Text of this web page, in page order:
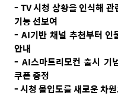
- TV시청 상황을 인식해
기능 선보여
- AI기반 채널 추천부터 인
안내
- AI스마트리모컨 출시 기
쿠폰 증정
- 시청 몰입도를 새로운 차